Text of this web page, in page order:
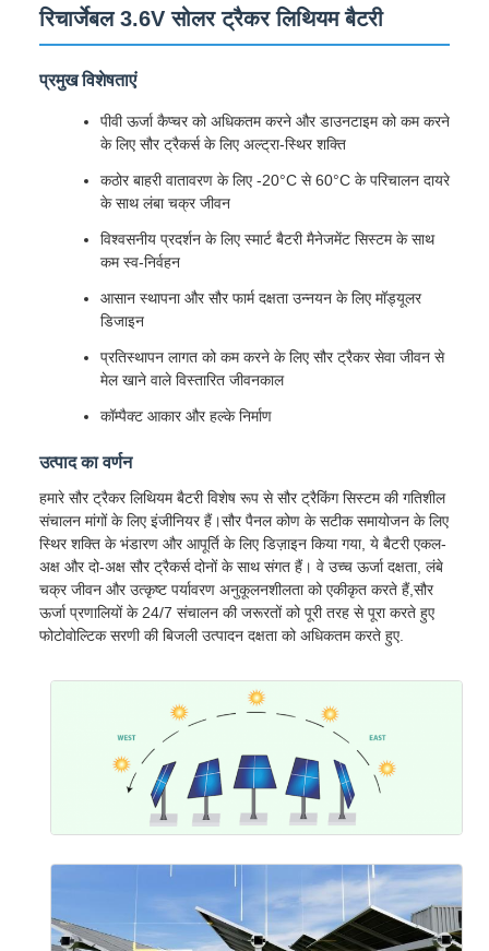
रिचार्जेबल 3.6V सोलर ट्रैकर लिथियम बैटरी
प्रमुख विशेषताएं
पीवी ऊर्जा कैप्चर को अधिकतम करने और डाउनटाइम को कम करने
के लिए सौर ट्रैकर्स के लिए अल्ट्रा-स्थिर शक्ति
कठोर बाहरी वातावरण के लिए -20°C से 60°C के परिचालन दायरे
के साथ लंबा चक्र जीवन
विश्वसनीय प्रदर्शन के लिए स्मार्ट बैटरी मैनेजमेंट सिस्टम के साथ
कम स्व-निर्वहन
आसान स्थापना और सौर फार्म दक्षता उन्नयन के लिए मॉड्यूलर
डिजाइन
प्रतिस्थापन लागत को कम करने के लिए सौर ट्रैकर सेवा जीवन से
मेल खाने वाले विस्तारित जीवनकाल
कॉम्पैक्ट आकार और हल्के निर्माण
उत्पाद का वर्णन
हमारे सौर ट्रैकर लिथियम बैटरी विशेष रूप से सौर ट्रैकिंग सिस्टम की गतिशील
संचालन मांगों के लिए इंजीनियर हैं।सौर पैनल कोण के सटीक समायोजन के लिए
स्थिर शक्ति के भंडारण और आपूर्ति के लिए डिज़ाइन किया गया, ये बैटरी एकल-
अक्ष और दो-अक्ष सौर ट्रैकर्स दोनों के साथ संगत हैं। वे उच्च ऊर्जा दक्षता, लंबे
चक्र जीवन और उत्कृष्ट पर्यावरण अनुकूलनशीलता को एकीकृत करते हैं,सौर
ऊर्जा प्रणालियों के 24/7 संचालन की जरूरतों को पूरी तरह से पूरा करते हुए
फोटोवोल्टिक सरणी की बिजली उत्पादन दक्षता को अधिकतम करते हुए.